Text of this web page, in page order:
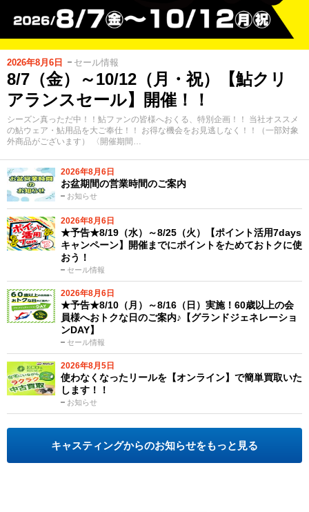
2026年8月6日 セール情報
8/7（金）～10/12（月・祝）【鮎クリ
アランスセール】開催！！
シーズン真っただ中！！鮎ファンの皆様へおくる、特別企画！！ 当社オススメ
の鮎ウェア・鮎用品を大ご奉仕！！ お得な機会をお見逃しなく！！（一部対象
外商品がございます） 〈開催期間…
2026年8月6日
お知らせ
お盆期間の営業時間のご案内
2026年8月6日
セール情報
★予告★8/19（水）～8/25（火）【ポイント活用7days
キャンペーン】開催までにポイントをためておトクに使
おう！
2026年8月6日
セール情報
★予告★8/10（月）～8/16（日）実施！60歳以上の会
員様へおトクな日のご案内♪【グランドジェネレーショ
ンDAY】
2026年8月5日
お知らせ
使わなくなったリールを【オンライン】で簡単買取いた
します！！
キャスティングからのお知らせをもっと見る